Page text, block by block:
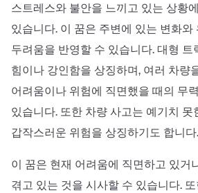
스트레스와 불안을 느끼고 있는 상황
있습니다. 이 꿈은 주변에 있는 변화와
두려움을 반영할 수 있습니다. 대형 트
힘이나 강인함을 상징하며, 여러 차량
어려움이나 위험에 직면했을 때의 무
있습니다. 또한 차량 사고는 예기치 못
갑작스러운 위험을 상징하기도 합니다.
이 꿈은 현재 어려움에 직면하고 있거
겪고 있는 것을 시사할 수 있습니다.